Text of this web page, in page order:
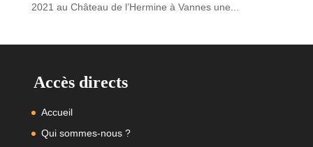
2021 au Château de l’Hermine à Vannes une...
Accès directs
Accueil
Qui sommes-nous ?